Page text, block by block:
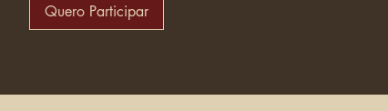
Quero Participar